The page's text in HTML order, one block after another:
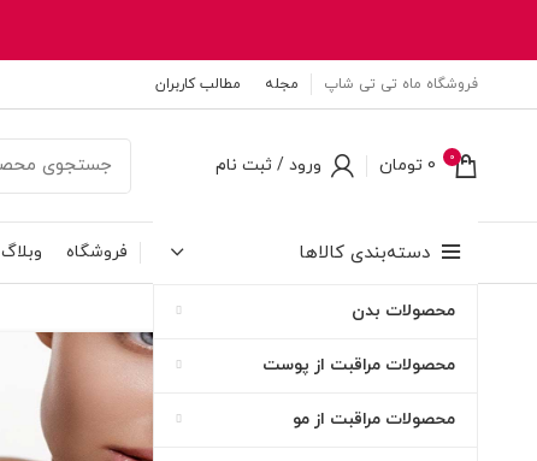
فروشگاه ماه تی تی شاپ مجله مطالب کاربران
0
0 تومان ورود / ثبت نام
دسته‌بندی کالاها
محصولات بدن
محصولات مراقبت از پوست
محصولات مراقبت از مو
فروشگاه وبلاگ
۰۵